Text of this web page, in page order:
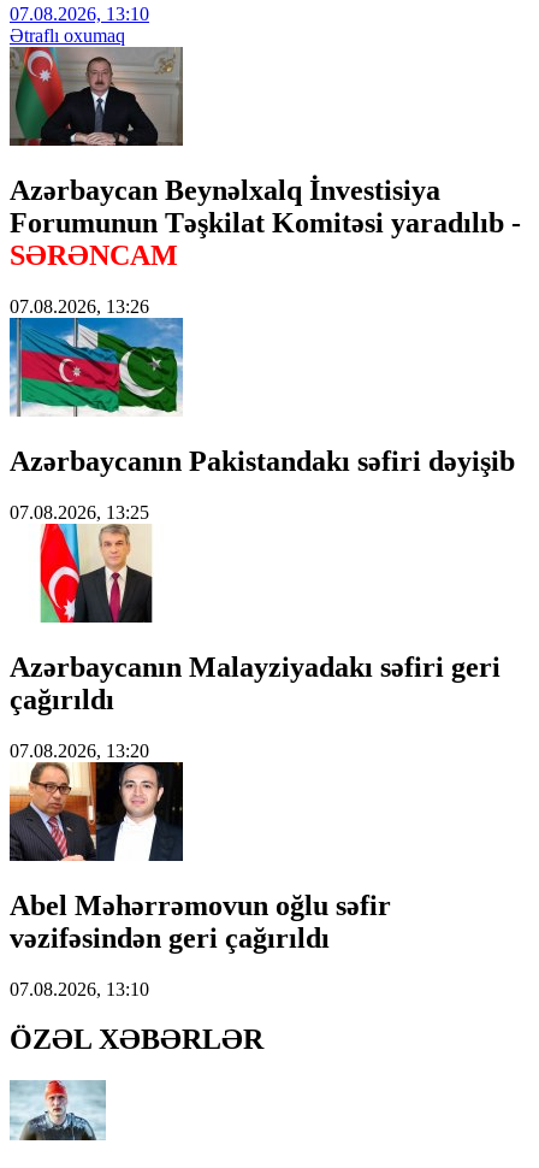
07.08.2026, 13:10
Ətraflı oxumaq
Azərbaycan Beynəlxalq İnvestisiya
Forumunun Təşkilat Komitəsi yaradılıb -
SƏRƏNCAM
07.08.2026, 13:26
Azərbaycanın Pakistandakı səfiri dəyişib
07.08.2026, 13:25
Azərbaycanın Malayziyadakı səfiri geri
çağırıldı
07.08.2026, 13:20
Abel Məhərrəmovun oğlu səfir
vəzifəsindən geri çağırıldı
07.08.2026, 13:10
ÖZƏL XƏBƏRLƏR